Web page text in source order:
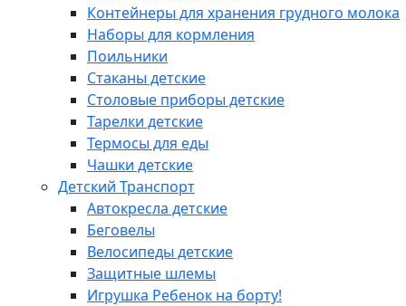
Контейнеры для хранения грудного молока
Наборы для кормления
Поильники
Стаканы детские
Столовые приборы детские
Тарелки детские
Термосы для еды
Чашки детские
Детский Транспорт
Автокресла детские
Беговелы
Велосипеды детские
Защитные шлемы
Игрушка Ребенок на борту!